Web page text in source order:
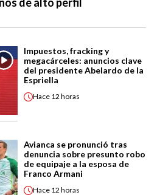
Impuestos, fracking y
megacárceles: anuncios clave
del presidente Abelardo de la
Espriella
Hace 12 horas
Avianca se pronunció tras
denuncia sobre presunto robo
de equipaje a la esposa de
Franco Armani
Hace 12 horas